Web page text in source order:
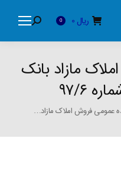
ریال 0
Search:
مازاد بانک
۹۷/۶
عمومی فروش املاک مازاد…